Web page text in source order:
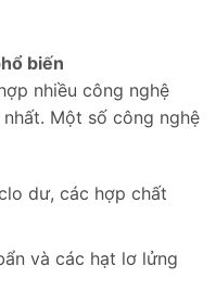
biến
nhiều công nghệ
Một số công nghệ
dư, các hợp chất
và các hạt lơ lửng